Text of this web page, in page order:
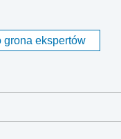
grona ekspertów